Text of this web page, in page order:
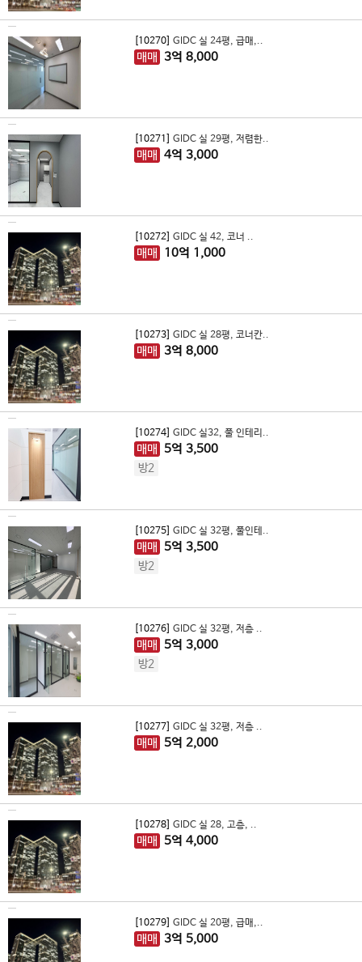
[10270] GIDC 실 24평, 급매,..
매매 3억 8,000
[10271] GIDC 실 29평, 저렴한..
매매 4억 3,000
[10272] GIDC 실 42, 코너 ..
매매 10억 1,000
[10273] GIDC 실 28평, 코너칸..
매매 3억 8,000
[10274] GIDC 실32, 풀 인테리..
매매 5억 3,500
방2
[10275] GIDC 실 32평, 풀인테..
매매 5억 3,500
방2
[10276] GIDC 실 32평, 저층 ..
매매 5억 3,000
방2
[10277] GIDC 실 32평, 저층 ..
매매 5억 2,000
[10278] GIDC 실 28, 고층, ..
매매 5억 4,000
[10279] GIDC 실 20평, 급매,..
매매 3억 5,000